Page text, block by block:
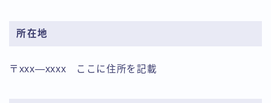
お問い合わせ
所在地
〒xxx―xxxx ここに住所を記載